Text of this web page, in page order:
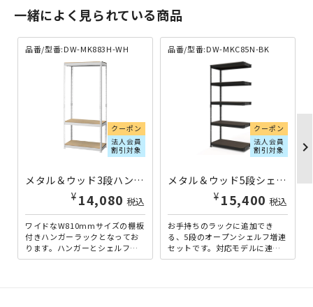
一緒によく見られている商品
品番/型番:DW-MK883H-WH
クーポン
法人会員
割引対象
メタル＆ウッド3段ハンガーラック W810×D410×H1800 ホワイト DW-MK883H-WH | 330335
¥ 14,080 税込
ワイドなW810mmサイズの棚板
付きハンガーラックとなってお
ります。ハンガーとシェルフの
W（ダブル）使いで、お部屋の
品番/型番:DW-MKC85N-BK
クーポン
法人会員
割引対象
メタル＆ウッド5段シェルフ コーナー連結タイプ W810×D410×H1800 ブラック DW-MKC85N-BK | 329379
¥ 15,400 税込
お手持ちのラックに追加でき
る、5段のオープンシェルフ増連
セットです。対応モデルに連結
することで、収納スペースを簡
chevron_right